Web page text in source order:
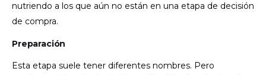
nutriendo a los que aún no están en una etapa de decisión
de compra.
Preparación
Esta etapa suele tener diferentes nombres. Pero